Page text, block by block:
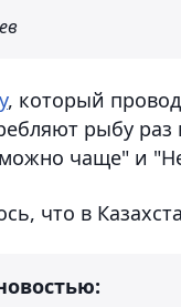
, который
рыбу раз
чаще" и
что в